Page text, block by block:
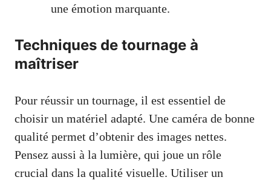
une émotion marquante.
Techniques de tournage à
maîtriser
Pour réussir un tournage, il est essentiel de
choisir un matériel adapté. Une caméra de bonne
qualité permet d’obtenir des images nettes.
Pensez aussi à la lumière, qui joue un rôle
crucial dans la qualité visuelle. Utiliser un